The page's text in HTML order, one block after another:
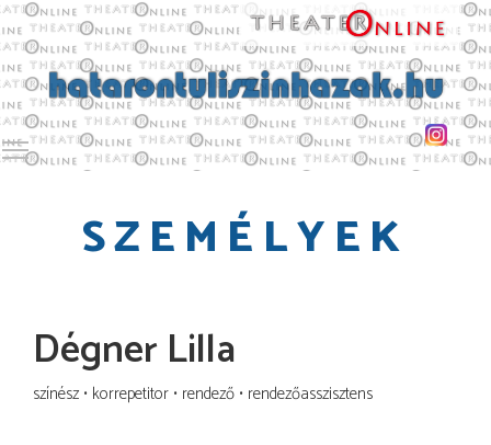
Toggle main menu visibility
SZEMÉLYEK
Dégner Lilla
színész korrepetitor rendező rendezőasszisztens